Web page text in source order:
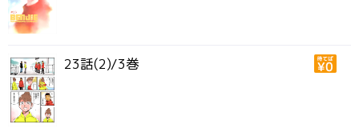
23話(2)/3巻